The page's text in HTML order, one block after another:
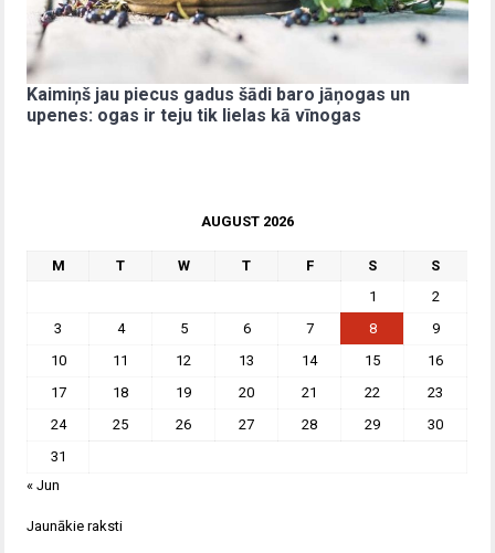
Kaimiņš jau piecus gadus šādi baro jāņogas un
upenes: ogas ir teju tik lielas kā vīnogas
AUGUST 2026
M T W T F S
S
1
2
3
4 5 6 7 8
9
10
11 12 13 14 15
16
17
18 19 20 21 22
23
24
25 26 27 28 29
30
31
« Jun
Jaunākie raksti